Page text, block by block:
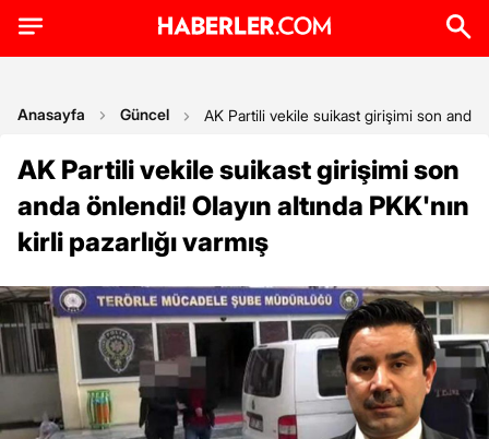
Anasayfa Güncel AK Partili vekile suikast girişimi son anda
AK Partili vekile suikast girişimi son
anda önlendi! Olayın altında PKK'nın
kirli pazarlığı varmış